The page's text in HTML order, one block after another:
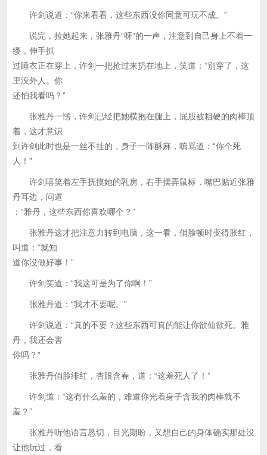
许剑说道：“你来看看，这些东西没你同意可玩不成。”
说完，拉她起来，张雅丹“呀”的一声，注意到自己身上不着一
缕，伸手抓
过睡衣正在穿上，许剑一把抢过来扔在地上，笑道：“别穿了，这
里没外人。你
还怕我看吗？”
张雅丹一愣，许剑已经把她横抱在腿上，屁股被粗硬的肉棒顶
着，这才意识
到许剑此时也是一丝不挂的，身子一阵酥麻，嗔骂道：“你个死
人！”
许剑嘻笑着左手抚摸她的乳房，右手摆弄鼠标，嘴巴贴近张雅
丹耳边，问道
：“雅丹，这些东西你喜欢哪个？”
张雅丹这才把注意力转到电脑，这一看，俏脸顿时变得胀红，
叫道：“就知
道你没做好事！”
许剑笑道：“我这可是为了你啊！”
张雅丹道：“我才不要呢。”
许剑说道：“真的不要？这些东西可真的能让你欲仙欲死。雅
丹，我还会害
你吗？”
张雅丹俏脸绯红，杏眼含春，道：“这羞死人了！”
许剑道：“这有什么羞的，难道你光着身子含我的肉棒就不
羞？”
张雅丹听他语言恳切，目光期盼，又想自己的身体确实那处没
让他玩过，看